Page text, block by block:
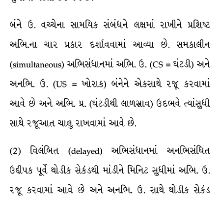
બંને ઉ. વચ્ચેના સામયિક સંબંધને લક્ષમાં રાખીને પ્રશિષ્ટ
અભિ.ના ચાર પ્રકાર દર્શાવવામાં આવ્યા છે. સમકાલીન
(simultaneous) અભિસંધાનમાં અભિ. ઉ. (CS = ઘંટડી) અને
અનભિ. ઉ. (US = ખોરાક) બંનેને એકસાથે રજૂ કરવામાં
આવે છે અને અભિ. પ્ર. (ઘંટડીથી લાળસ્રાવ) ઉદભવે ત્યાંસુધી
સાથે રજૂઆત ચાલુ રાખવામાં આવે છે.
(2) વિલંબિત (delayed) અભિસંધાનમાં અનભિસંધિત
ઉદ્દીપક પૂર્વે થોડીક સેકંડથી માંડીને મિનિટ સુધીમાં અભિ. ઉ.
રજૂ કરવામાં આવે છે અને અનભિ. ઉ. સાથે થોડીક સેકંડ